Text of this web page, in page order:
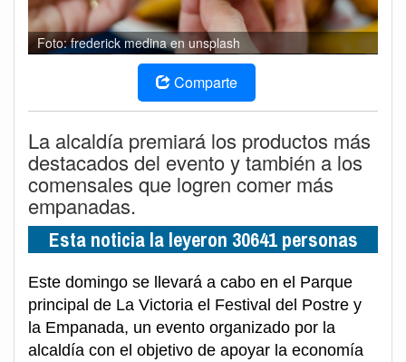
Foto: frederick medina en unsplash
Comparte
La alcaldía premiará los productos más
destacados del evento y también a los
comensales que logren comer más
empanadas.
Esta noticia la leyeron 30641 personas
Este domingo se llevará a cabo en el Parque
principal de La Victoria el Festival del Postre y
la Empanada, un evento organizado por la
alcaldía con el objetivo de apoyar la economía